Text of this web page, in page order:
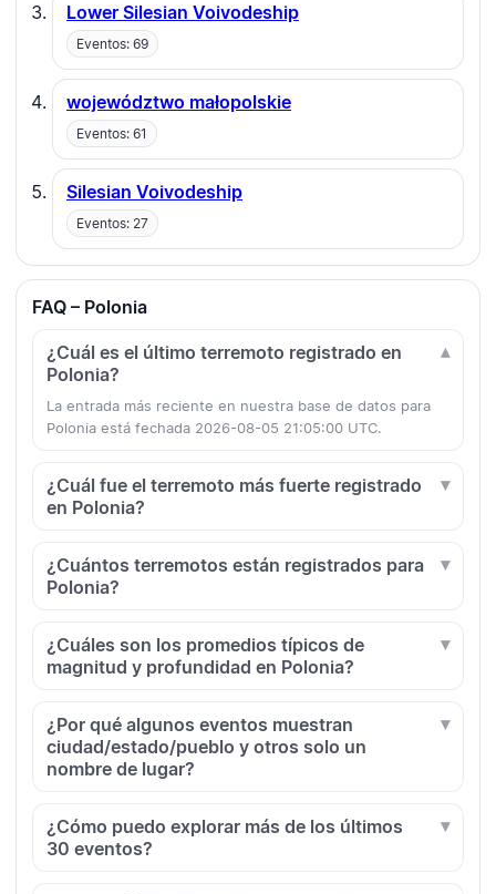
Lower Silesian Voivodeship
Eventos: 69
województwo małopolskie
Eventos: 61
Silesian Voivodeship
Eventos: 27
FAQ – Polonia
¿Cuál es el último terremoto registrado en
Polonia?
La entrada más reciente en nuestra base de datos para
Polonia está fechada 2026-08-05 21:05:00 UTC.
¿Cuál fue el terremoto más fuerte registrado
en Polonia?
¿Cuántos terremotos están registrados para
Polonia?
¿Cuáles son los promedios típicos de
magnitud y profundidad en Polonia?
¿Por qué algunos eventos muestran
ciudad/estado/pueblo y otros solo un
nombre de lugar?
¿Cómo puedo explorar más de los últimos
30 eventos?